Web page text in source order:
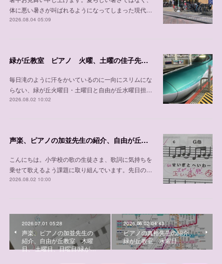
体に悪い暑さが叫ばれるようになってしまった現代…
2026.08.04 05:09
緑が丘教室 ピアノ 火曜、土曜の佳子先生の紹介
毎日滝のように汗をかいているのに一向にスリムにな
らない、緑が丘火曜日・土曜日と自由が丘水曜日担…
2026.08.02 10:02
声楽、ピアノの加並先生の紹介、自由が丘教室 木曜日、 土曜日、日曜日/緑が丘教室 金曜日
こんにちは。小学校の歌の生徒さま、歌詞に気持ちを
乗せて歌えるよう課題に取り組んでいます。先日の…
2026.08.02 10:00
2026.07.01 05:28
声楽、ピアノの加並先生の
紹介、自由が丘教室 木曜
日、 土曜日、日曜日/緑が…
2026.06.02 04:43
ピアノの真裕先生の紹介、
緑が丘教室 水曜日